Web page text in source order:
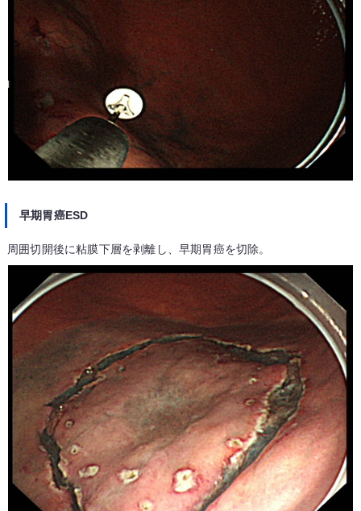
早期胃癌ESD
周囲切開後に粘膜下層を剥離し、早期胃癌を切除。